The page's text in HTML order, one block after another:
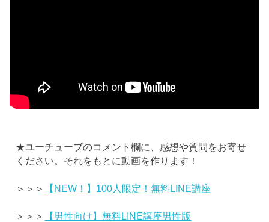
★ユーチューブのコメント欄に、感想や質問をお寄せ
ください。それをもとに動画を作ります！
＞＞＞ 【NEW！】100人限定！無料LINE講座
＞＞＞ 【男性向け】無料LINE講座男性版